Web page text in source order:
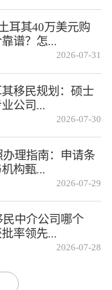
耳其40万美元购
谱？怎...
2026-07-31
移民规划：硕士
公司...
2026-07-30
办理指南：申请条
构甄...
2026-07-29
民中介公司哪个
率领先...
2026-07-28